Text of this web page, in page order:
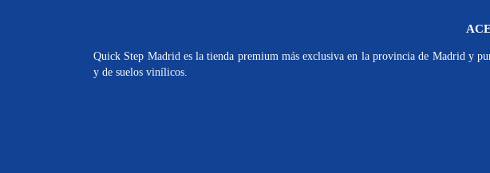
Quick Step Madrid es la tienda premium más exclusiva en la provincia de Madrid y
y de suelos vinílicos.